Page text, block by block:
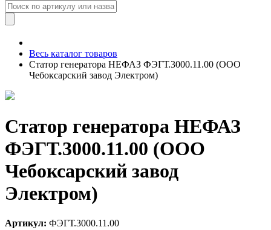
Весь каталог товаров
Статор генератора НЕФАЗ ФЭГТ.3000.11.00 (ООО
Чебоксарский завод Электром)
Статор генератора НЕФАЗ
ФЭГТ.3000.11.00 (ООО
Чебоксарский завод
Электром)
Артикул: ФЭГТ.3000.11.00